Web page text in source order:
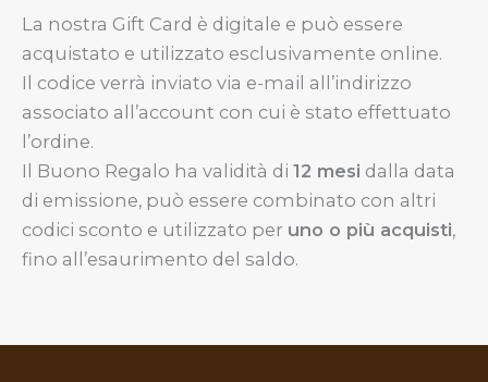
La nostra Gift Card è digitale e può essere
acquistato e utilizzato esclusivamente online.
Il codice verrà inviato via e-mail all’indirizzo
associato all’account con cui è stato effettuato
l’ordine.
Il Buono Regalo ha validità di 12 mesi dalla data
di emissione, può essere combinato con altri
codici sconto e utilizzato per uno o più acquisti,
fino all’esaurimento del saldo.